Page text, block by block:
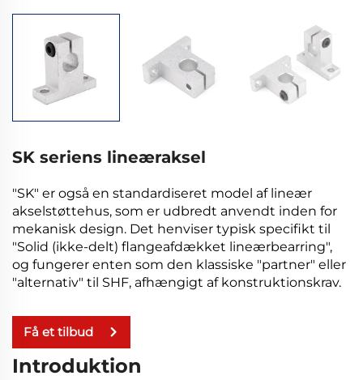
SK seriens lineæraksel
"SK" er også en standardiseret model af lineær
akselstøttehus, som er udbredt anvendt inden for
mekanisk design. Det henviser typisk specifikt til
"Solid (ikke-delt) flangeafdækket lineærbearring",
og fungerer enten som den klassiske "partner" eller
"alternativ" til SHF, afhængigt af konstruktionskrav.
Få et tilbud
Introduktion